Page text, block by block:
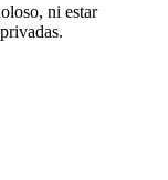
ni estar